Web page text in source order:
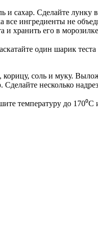
и сахар. Сделайте
все ингредиенты не
и хранить его в
один шарик
соль и муку.
несколько
температуру до